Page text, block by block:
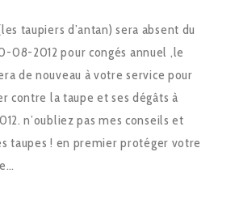
taupiers d’antan) sera absent du
08-2012 pour congés annuel ,le
de nouveau à votre service pour
contre la taupe et ses dégâts à
n’oubliez pas mes conseils et
taupes ! en premier protéger votre